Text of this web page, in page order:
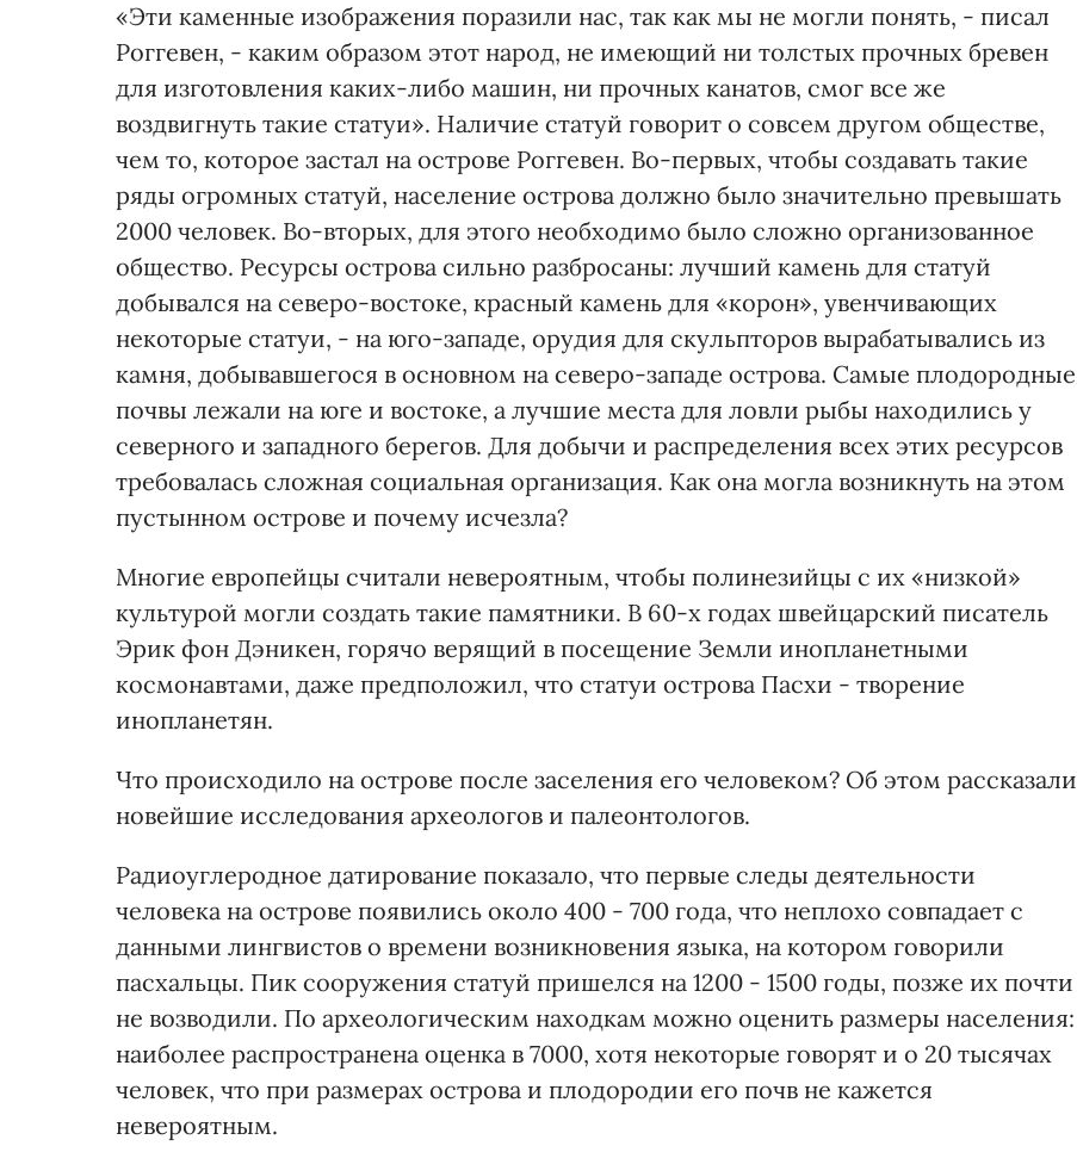
«Эти каменные изображения поразили нас, так как мы не могли понять, - писал
Роггевен, - каким образом этот народ, не имеющий ни толстых прочных бревен
для изготовления каких-либо машин, ни прочных канатов, смог все же
воздвигнуть такие статуи». Наличие статуй говорит о совсем другом обществе,
чем то, которое застал на острове Роггевен. Во-первых, чтобы создавать такие
ряды огромных статуй, население острова должно было значительно превышать
2000 человек. Во-вторых, для этого необходимо было сложно организованное
общество. Ресурсы острова сильно разбросаны: лучший камень для статуй
добывался на северо-востоке, красный камень для «корон», увенчивающих
некоторые статуи, - на юго-западе, орудия для скульпторов вырабатывались из
камня, добывавшегося в основном на северо-западе острова. Самые плодородные
почвы лежали на юге и востоке, а лучшие места для ловли рыбы находились у
северного и западного берегов. Для добычи и распределения всех этих ресурсов
требовалась сложная социальная организация. Как она могла возникнуть на этом
пустынном острове и почему исчезла?
Многие европейцы считали невероятным, чтобы полинезийцы с их «низкой»
культурой могли создать такие памятники. В 60-х годах швейцарский писатель
Эрик фон Дэникен, горячо верящий в посещение Земли инопланетными
космонавтами, даже предположил, что статуи острова Пасхи - творение
инопланетян.
Что происходило на острове после заселения его человеком? Об этом рассказали
новейшие исследования археологов и палеонтологов.
Радиоуглеродное датирование показало, что первые следы деятельности
человека на острове появились около 400 - 700 года, что неплохо совпадает с
данными лингвистов о времени возникновения языка, на котором говорили
пасхальцы. Пик сооружения статуй пришелся на 1200 - 1500 годы, позже их почти
не возводили. По археологическим находкам можно оценить размеры населения:
наиболее распространена оценка в 7000, хотя некоторые говорят и о 20 тысячах
человек, что при размерах острова и плодородии его почв не кажется
невероятным.